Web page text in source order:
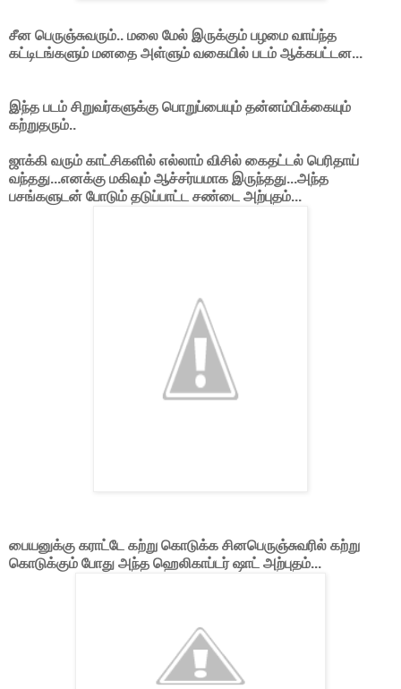
சீன பெருஞ்சுவரும்.. மலை மேல் இருக்கும் பழமை வாய்ந்த
கட்டிடங்களும் மனதை அள்ளும் வகையில் படம் ஆக்கபட்டன...
இந்த படம் சிறுவர்களுக்கு பொறுப்பையும் தன்னம்பிக்கையும்
கற்றுதரும்..
ஜாக்கி வரும் காட்சிகளில் எல்லாம் விசில் கைதட்டல் பெரிதாய்
வந்தது...எனக்கு மகிவும் ஆச்சர்யமாக இருந்தது...அந்த
பசங்களுடன் போடும் தடுப்பாட்ட சண்டை அற்புதம்...
பையனுக்கு கராட்டே கற்று கொடுக்க சினபெருஞ்சுவரில் கற்று
கொடுக்கும் போது அந்த ஹெலிகாப்டர் ஷாட் அற்புதம்...